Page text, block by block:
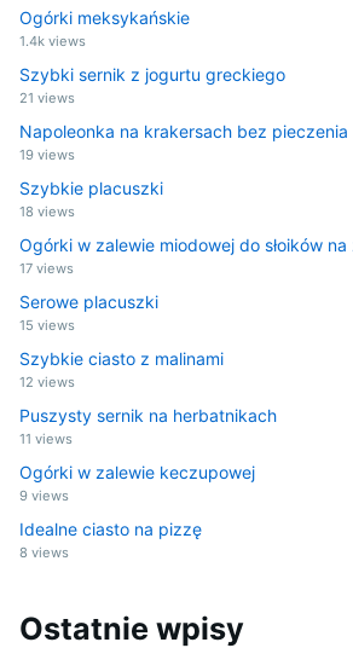
Ogórki meksykańskie
1.4k views
Szybki sernik z jogurtu greckiego
21 views
Napoleonka na krakersach bez pieczenia
19 views
Szybkie placuszki
18 views
Ogórki w zalewie miodowej do słoików na
17 views
Serowe placuszki
15 views
Szybkie ciasto z malinami
12 views
Puszysty sernik na herbatnikach
11 views
Ogórki w zalewie keczupowej
9 views
Idealne ciasto na pizzę
8 views
Ostatnie wpisy